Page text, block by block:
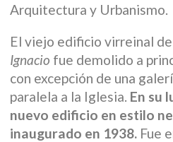
Arquitectura y Urbanismo.
El viejo edificio virreinal
Ignacio fue demolido a
con excepción de una
paralela a la Iglesia. En su
nuevo edificio en estilo
inaugurado en 1938. Fue